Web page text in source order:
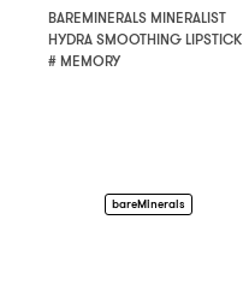
BAREMINERALS MINERALIST
HYDRA SMOOTHING LIPSTICK
# MEMORY
bareMinerals